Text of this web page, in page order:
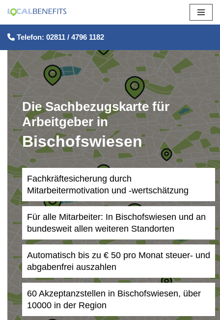
Zum
Inhalt
springen
Telefon: 02811 / 4796 1182
Die Sachbezugskarte für
Arbeitgeber in
Bischofswiesen
Fachkräftesicherung durch
Mitarbeitermotivation und -wertschätzung
Für alle Mitarbeiter: In Bischofswiesen und an
bundesweit allen weiteren Standorten
Automatisch bis zu € 50 pro Monat steuer- und
abgabenfrei auszahlen
60 Akzeptanzstellen in Bischofswiesen, über
10000 in der Region